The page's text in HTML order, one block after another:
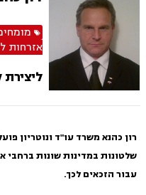
אזרחות
רון כהנא משרד עו"ד ונוטריון
שלטונות במדינות שונות ברחבי
עבור הזכאים לכך.